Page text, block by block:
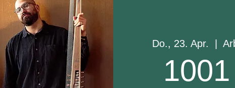
Do., 23. Apr.
  |